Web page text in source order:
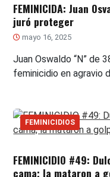
FEMINICIDA: Juan
juró proteger
mayo 16, 2025
Juan Oswaldo “N” de
feminicidio en agravio
FEMINICIDIOS
FEMINICIDIO #49:
cama; la mataron a